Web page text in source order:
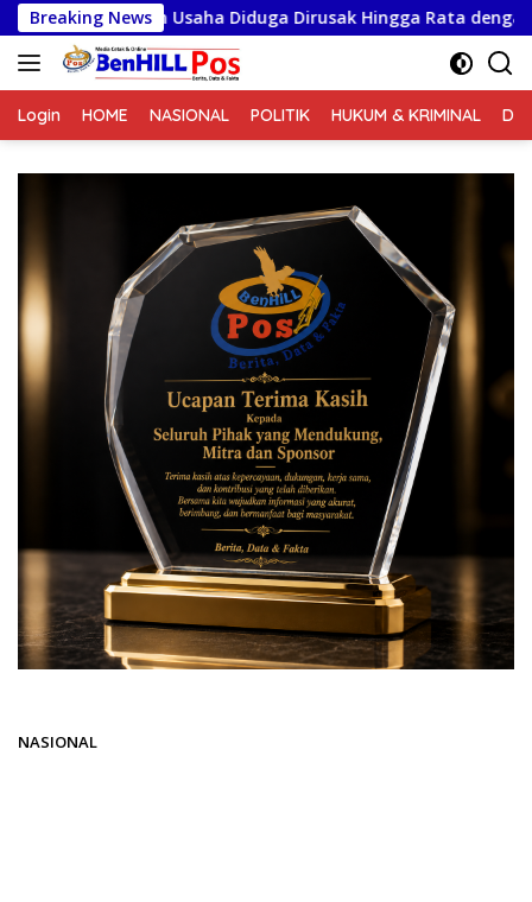
Langsung
ke
konten
Breaking News
Diduga Dirusak Hingga Rata dengan Tanah, Kuasa
Login HOME NASIONAL POLITIK HUKUM & KRIMINAL
NASIONAL